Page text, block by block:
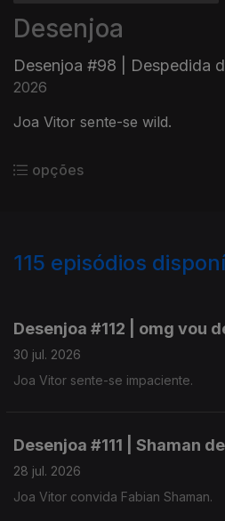
Desenjoa
Desenjoa #98 | Despedida
2026
Joa Vitor sente-se wild.
opções
115 episódios
Desenjoa #112 | omg vou
30 jul. 2026
Joa Vitor sente-se impaciente.
Desenjoa #111 | Shaman
28 jul. 2026
Joa Vitor convida Fabian Shaman.